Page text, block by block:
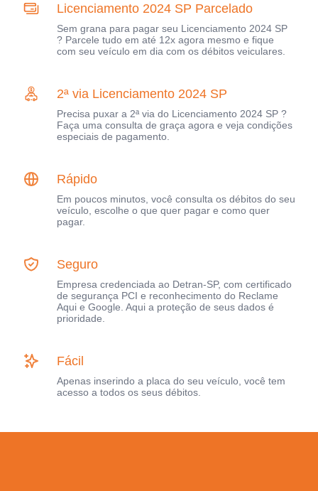
Licenciamento 2024 SP Parcelado
Sem grana para pagar seu Licenciamento 2024 SP
? Parcele tudo em até 12x agora mesmo e fique
com seu veículo em dia com os débitos veiculares.
2ª via Licenciamento 2024 SP
Precisa puxar a 2ª via do Licenciamento 2024 SP ?
Faça uma consulta de graça agora e veja condições
especiais de pagamento.
Rápido
Em poucos minutos, você consulta os débitos do seu
veículo, escolhe o que quer pagar e como quer
pagar.
Seguro
Empresa credenciada ao Detran-SP, com certificado
de segurança PCI e reconhecimento do Reclame
Aqui e Google. Aqui a proteção de seus dados é
prioridade.
Fácil
Apenas inserindo a placa do seu veículo, você tem
acesso a todos os seus débitos.